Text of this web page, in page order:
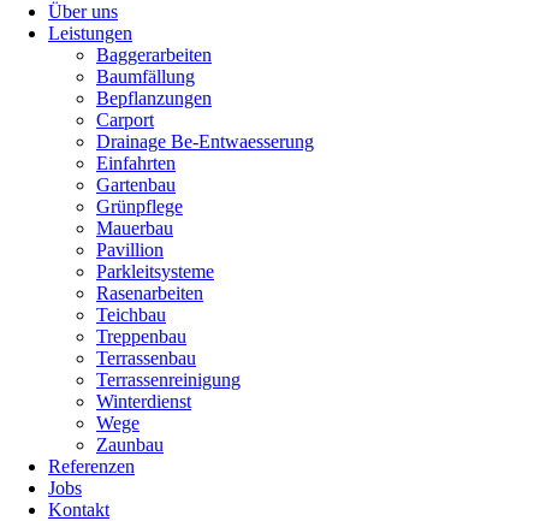
Über uns
Leistungen
Baggerarbeiten
Baumfällung
Bepflanzungen
Carport
Drainage Be-Entwaesserung
Einfahrten
Gartenbau
Grünpflege
Mauerbau
Pavillion
Parkleitsysteme
Rasenarbeiten
Teichbau
Treppenbau
Terrassenbau
Terrassenreinigung
Winterdienst
Wege
Zaunbau
Referenzen
Jobs
Kontakt